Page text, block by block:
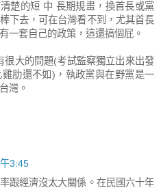
楚的短 中 長期規畫，換首長或黨
下去，可在台灣看不到，尤其首長
一套自己的政策，這還搞個屁。
很大的問題(考試監察獨立出來出發
肋還不如)，執政黨與在野黨是一
灣。
3:45
跟經濟沒太大關係。在民國六十年